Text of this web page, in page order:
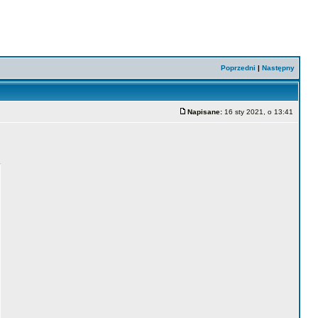
Poprzedni | Następny
Napisane: 16 sty 2021, o 13:41